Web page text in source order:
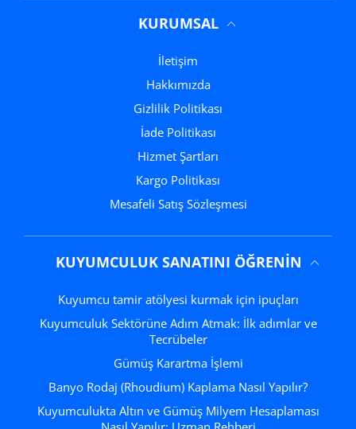
KURUMSAL
İletişim
Hakkımızda
Gizlilik Politikası
İade Politikası
Hizmet Şartları
Kargo Politikası
Mesafeli Satış Sözleşmesi
KUYUMCULUK SANATINI ÖĞRENIN
Kuyumcu tamir atölyesi kurmak için ipuçları
Kuyumculuk Sektörüne Adım Atmak: İlk adımlar ve
Tecrübeler
Gümüş Karartma İşlemi
Banyo Rodaj (Rhoudium) Kaplama Nasıl Yapılır?
Kuyumculukta Altın ve Gümüş Milyem Hesaplaması